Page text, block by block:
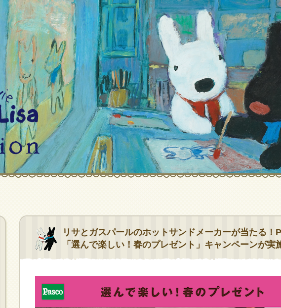
リサとガスパールのホットサンドメーカーが当たる！
「選んで楽しい！春のプレゼント」キャンペーンが実